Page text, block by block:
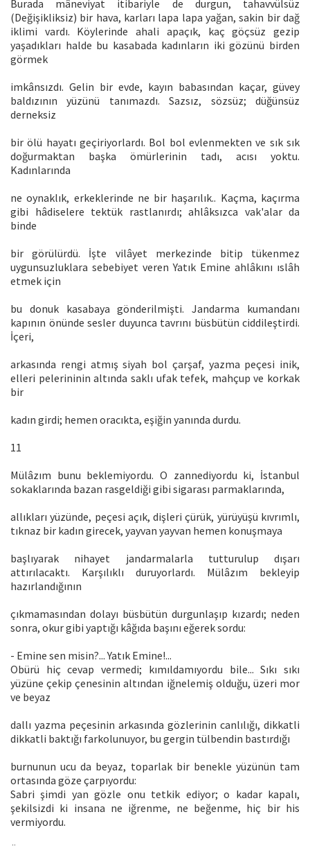
Burada mâneviyat itibariyle de durgun, tahavvülsüz
(Değişikliksiz) bir hava, karları lapa lapa yağan, sakin bir dağ
iklimi vardı. Köylerinde ahali apaçık, kaç göçsüz gezip
yaşadıkları halde bu kasabada kadınların iki gözünü birden
görmek
imkânsızdı. Gelin bir evde, kayın babasından kaçar, güvey
baldızının yüzünü tanımazdı. Sazsız, sözsüz; düğünsüz
derneksiz
bir ölü hayatı geçiriyorlardı. Bol bol evlenmekten ve sık sık
doğurmaktan başka ömürlerinin tadı, acısı yoktu.
Kadınlarında
ne oynaklık, erkeklerinde ne bir haşarılık.. Kaçma, kaçırma
gibi hâdiselere tektük rastlanırdı; ahlâksızca vak'alar da
binde
bir görülürdü. İşte vilâyet merkezinde bitip tükenmez
uygunsuzluklara sebebiyet veren Yatık Emine ahlâkını ıslâh
etmek için
bu donuk kasabaya gönderilmişti. Jandarma kumandanı
kapının önünde sesler duyunca tavrını büsbütün ciddileştirdi.
İçeri,
arkasında rengi atmış siyah bol çarşaf, yazma peçesi inik,
elleri pelerininin altında saklı ufak tefek, mahçup ve korkak
bir
kadın girdi; hemen oracıkta, eşiğin yanında durdu.
11
Mülâzım bunu beklemiyordu. O zannediyordu ki, İstanbul
sokaklarında bazan rasgeldiği gibi sigarası parmaklarında,
allıkları yüzünde, peçesi açık, dişleri çürük, yürüyüşü kıvrımlı,
tıknaz bir kadın girecek, yayvan yayvan hemen konuşmaya
başlıyarak nihayet jandarmalarla tutturulup dışarı
attırılacaktı. Karşılıklı duruyorlardı. Mülâzım bekleyip
hazırlandığının
çıkmamasından dolayı büsbütün durgunlaşıp kızardı; neden
sonra, okur gibi yaptığı kâğıda başını eğerek sordu:
- Emine sen misin?... Yatık Emine!...
Obürü hiç cevap vermedi; kımıldamıyordu bile... Sıkı sıkı
yüzüne çekip çenesinin altından iğnelemiş olduğu, üzeri mor
ve beyaz
dallı yazma peçesinin arkasında gözlerinin canlılığı, dikkatli
dikkatli baktığı farkolunuyor, bu gergin tülbendin bastırdığı
burnunun ucu da beyaz, toparlak bir benekle yüzünün tam
ortasında göze çarpıyordu:
Sabri şimdi yan gözle onu tetkik ediyor; o kadar kapalı,
şekilsizdi ki insana ne iğrenme, ne beğen­me, hiç bir his
vermiyordu.